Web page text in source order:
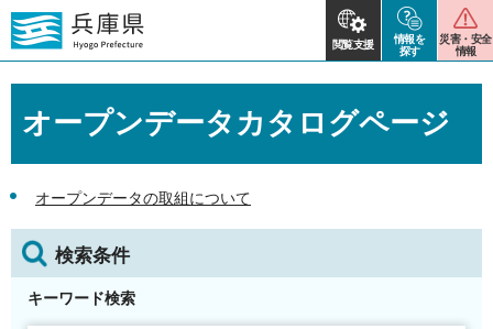
閲覧支援
情報を
探す
災害・安全
情報
オープンデータカタログページ
オープンデータの取組について
検索条件
キーワード検索